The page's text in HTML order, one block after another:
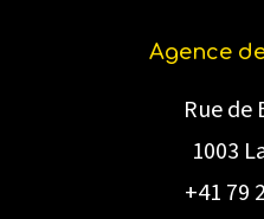
Agence
Rue de
1003
+41 79